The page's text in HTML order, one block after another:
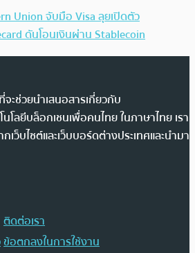
Union จับมือ Visa ลุยเปิดตัว
ดันโอนเงินผ่าน Stablecoin
ะช่วยนำเสนอสารเกี่ยวกับ
โลยีบล็อกเชนเพื่อคนไทย ในภาษาไทย เรา
ว็บไซต์และเว็บบอร์ดต่างประเทศและนำมา
ติดต่อเรา
ข้อตกลงในการใช้งาน